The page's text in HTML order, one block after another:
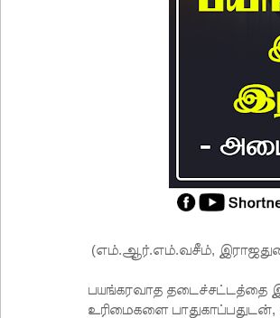
(எம்.ஆர்.எம்.வசீம்,
பயங்கரவாத தடைச்சட்டத்தை
உரிமைகளை